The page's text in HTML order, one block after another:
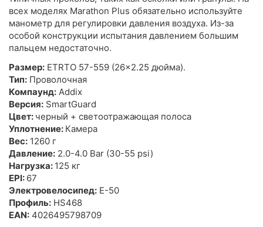
всех моделях Marathon Plus обязательно используйте
манометр для регулировки давления воздуха. Из-за
особой конструкции испытания давлением большим
пальцем недостаточно.
Размер: ETRTO 57-559 (26x2.25 дюйма).
Тип: Проволочная
Компаунд: Addix
Версия: SmartGuard
Цвет: черный + светоотражающая полоса
Уплотнение: Камера
Вес: 1260 г
Давление: 2.0-4.0 Bar (30-55 psi)
Нагрузка: 125 кг
EPI: 67
Электровелосипед: E-50
Профиль: HS468
EAN: 4026495798709